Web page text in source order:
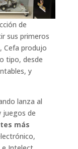
de
sus primeros
Cefa produjo
tipo, desde
y
lanza al
juegos de
más